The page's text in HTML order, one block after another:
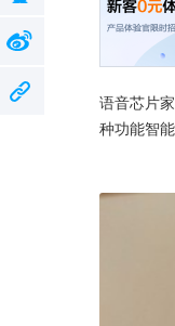
语音芯片
种功能智